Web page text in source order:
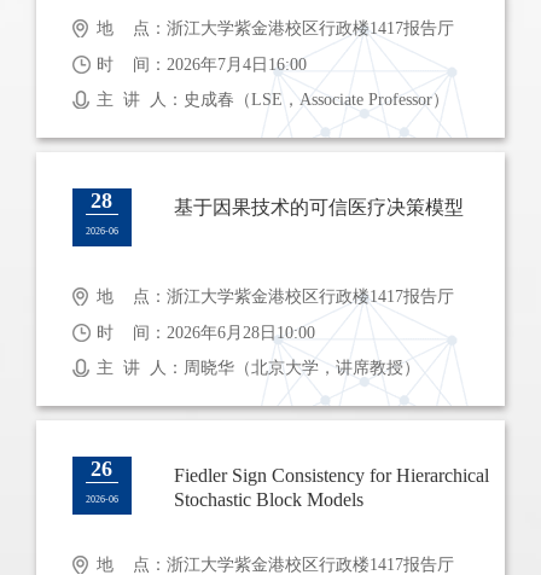
地 点：浙江大学紫金港校区行政楼1417报告厅
时 间：2026年7月4日16:00
主 讲 人：史成春（LSE，Associate Professor）
28
2026-06
基于因果技术的可信医疗决策模型
地 点：浙江大学紫金港校区行政楼1417报告厅
时 间：2026年6月28日10:00
主 讲 人：周晓华（北京大学，讲席教授）
26
2026-06
Fiedler Sign Consistency for Hierarchical
Stochastic Block Models
地 点：浙江大学紫金港校区行政楼1417报告厅